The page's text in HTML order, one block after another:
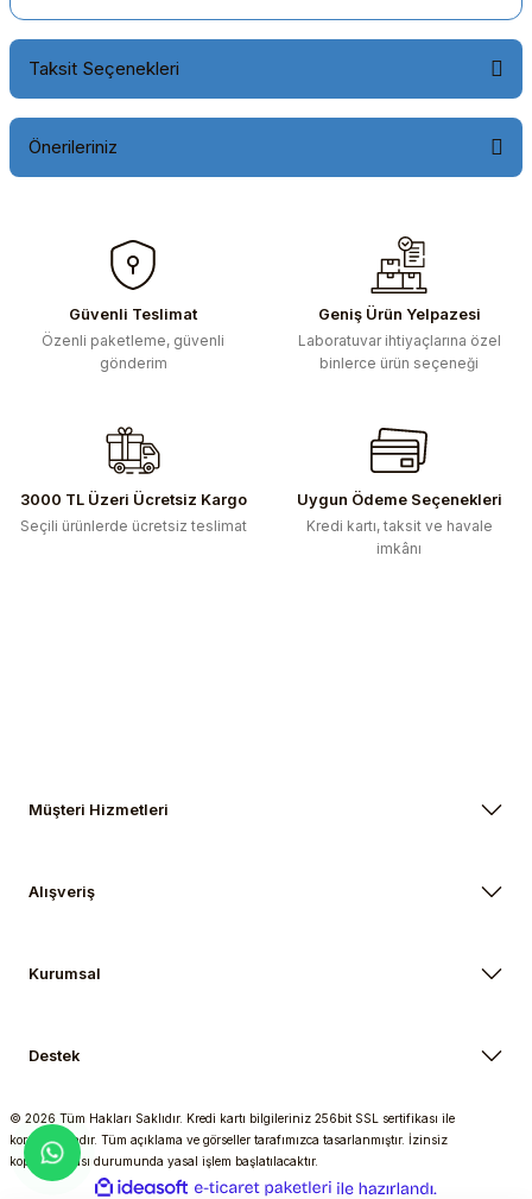
Taksit Seçenekleri
Önerileriniz
konularda yetersiz gördüğünüz noktaları öneri formunu
kullanarak tarafımıza iletebilirsiniz.
Görüş ve önerileriniz için teşekkür ederiz.
Ürün resmi kalitesiz, bozuk veya görüntülenemiyor.
Ürün fiyatı diğer sitelerden daha pahalı.
Bu ürüne benzer farklı alternatifler olmalı.
Güvenli Teslimat
Özenli paketleme, güvenli
gönderim
Geniş Ürün Yelpazesi
Laboratuvar ihtiyaçlarına özel
binlerce ürün seçeneği
3000 TL Üzeri Ücretsiz Kargo
Seçili ürünlerde ücretsiz teslimat
Uygun Ödeme Seçenekleri
Kredi kartı, taksit ve havale
imkânı
Müşteri Hizmetleri
Alışveriş
Kurumsal
Destek
© 2026 Tüm Hakları Saklıdır. Kredi kartı bilgileriniz 256bit SSL sertifikası ile
korunmaktadır. Tüm açıklama ve görseller tarafımızca tasarlanmıştır. İzinsiz
kopyalanması durumunda yasal işlem başlatılacaktır.
ideasoft e-